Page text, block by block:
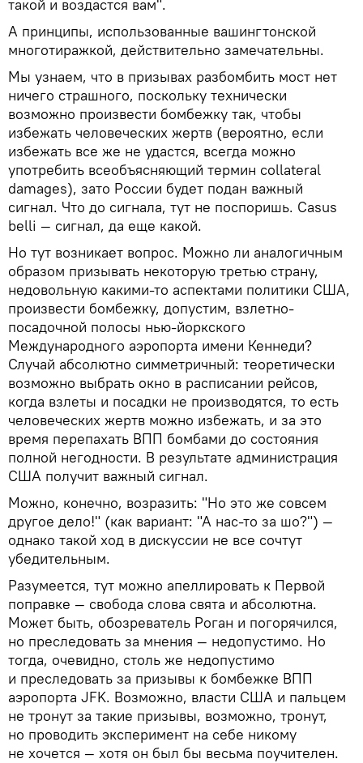
такой и воздастся вам".
А принципы, использованные вашингтонской
многотиражкой, действительно замечательны.
Мы узнаем, что в призывах разбомбить мост нет
ничего страшного, поскольку технически
возможно произвести бомбежку так, чтобы
избежать человеческих жертв (вероятно, если
избежать все же не удастся, всегда можно
употребить всеобъясняющий термин collateral
damages), зато России будет подан важный
сигнал. Что до сигнала, тут не поспоришь. Casus
belli — сигнал, да еще какой.
Но тут возникает вопрос. Можно ли аналогичным
образом призывать некоторую третью страну,
недовольную какими-то аспектами политики США,
произвести бомбежку, допустим, взлетно-
посадочной полосы нью-йоркского
Международного аэропорта имени Кеннеди?
Случай абсолютно симметричный: теоретически
возможно выбрать окно в расписании рейсов,
когда взлеты и посадки не производятся, то есть
человеческих жертв можно избежать, и за это
время перепахать ВПП бомбами до состояния
полной негодности. В результате администрация
США получит важный сигнал.
Можно, конечно, возразить: "Но это же совсем
другое дело!" (как вариант: "А нас-то за шо?") —
однако такой ход в дискуссии не все сочтут
убедительным.
Разумеется, тут можно апеллировать к Первой
поправке — свобода слова свята и абсолютна.
Может быть, обозреватель Роган и погорячился,
но преследовать за мнения — недопустимо. Но
тогда, очевидно, столь же недопустимо
и преследовать за призывы к бомбежке ВПП
аэропорта JFK. Возможно, власти США и пальцем
не тронут за такие призывы, возможно, тронут,
но проводить эксперимент на себе никому
не хочется — хотя он был бы весьма поучителен.